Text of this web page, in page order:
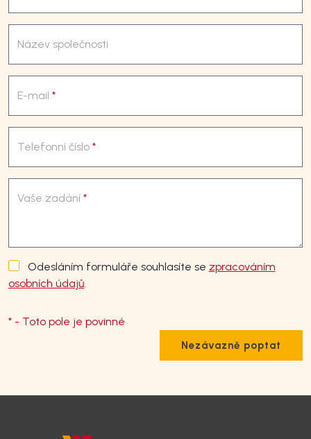
Název společnosti
E-mail *
Telefonní číslo *
Vaše zadání *
Odesláním formuláře souhlasíte se zpracováním
osobních údajů.
* - Toto pole je povinné
Nezávazně poptat